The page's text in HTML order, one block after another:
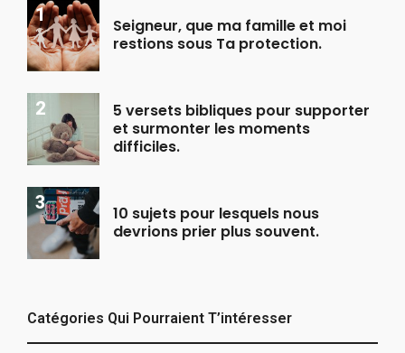
Seigneur, que ma famille et moi
restions sous Ta protection.
5 versets bibliques pour supporter
et surmonter les moments
difficiles.
10 sujets pour lesquels nous
devrions prier plus souvent.
Catégories Qui Pourraient T’intéresser